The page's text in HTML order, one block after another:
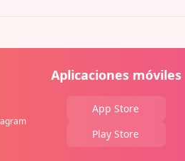
Aplicaciones móviles
App Store
Play Store